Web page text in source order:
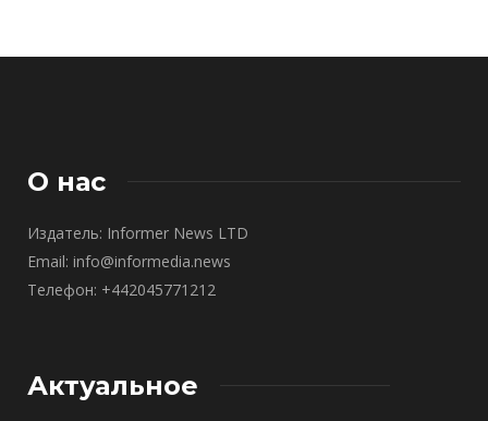
О нас
Издатель: Informer News LTD
Email: info@informedia.news
Телефон: +442045771212
Актуальное